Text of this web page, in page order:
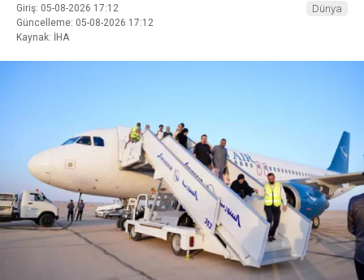
Giriş: 05-08-2026 17:12
Güncelleme: 05-08-2026 17:12
Kaynak: İHA
Dünya